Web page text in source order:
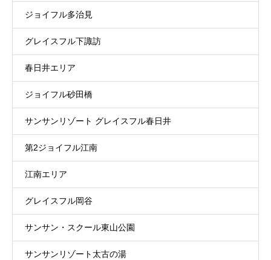
ジョイフル多治見
グレイスフル下諏訪
春日井エリア
ジョイフル砂田橋
サンサンリゾート グレイスフル春日井
第2ジョイフル江南
江南エリア
グレイスフル岡谷
サンサン・スクール東山公園
サンサンリゾート太古の湯